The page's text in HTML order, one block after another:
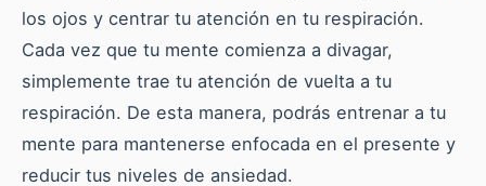
los ojos y centrar tu atención en tu respiración.
Cada vez que tu mente comienza a divagar,
simplemente trae tu atención de vuelta a tu
respiración. De esta manera, podrás entrenar a tu
mente para mantenerse enfocada en el presente y
reducir tus niveles de ansiedad.